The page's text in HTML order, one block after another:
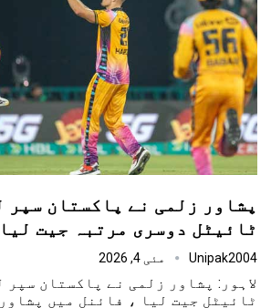
پشاور زلمی نے پاکستان سپر
ٹائیٹل دوسری مرتبہ جیت
Unipak2004 مئی 4, 2026
لاہور: پشاور زلمی نے پاکستان سپر
ٹائیٹل جیت لیا ، فائنل میں